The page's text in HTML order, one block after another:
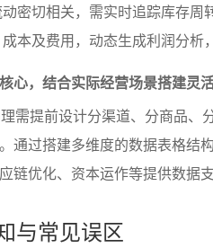
密切相关，需实时追踪库存周
本及费用，动态生成利润分析
心，结合实际经营场景搭建灵
需提前设计分渠道、分商品、
通过搭建多维度的数据表格结
链优化、资本运作等提供数据支
与常见误区